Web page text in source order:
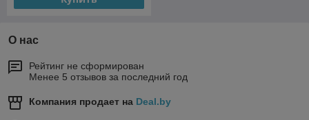
О нас
Рейтинг не сформирован
Менее 5 отзывов за последний год
Компания продает на Deal.by